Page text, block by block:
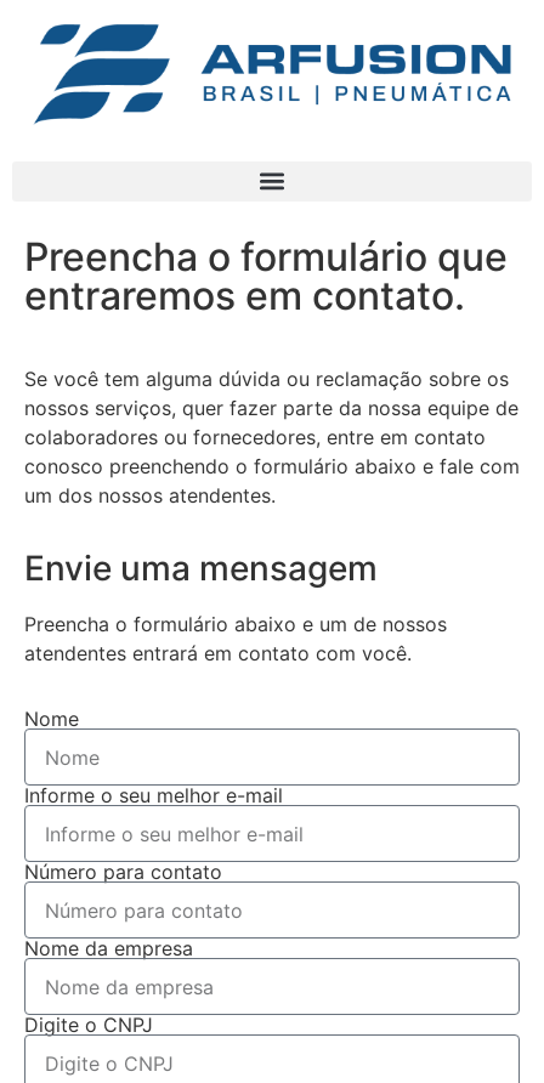
Preencha o formulário que
entraremos em contato.
Se você tem alguma dúvida ou reclamação sobre os
nossos serviços, quer fazer parte da nossa equipe de
colaboradores ou fornecedores, entre em contato
conosco preenchendo o formulário abaixo e fale com
um dos nossos atendentes.
Envie uma mensagem
Preencha o formulário abaixo e um de nossos
atendentes entrará em contato com você.
Nome
Informe o seu melhor e-mail
Número para contato
Nome da empresa
Digite o CNPJ